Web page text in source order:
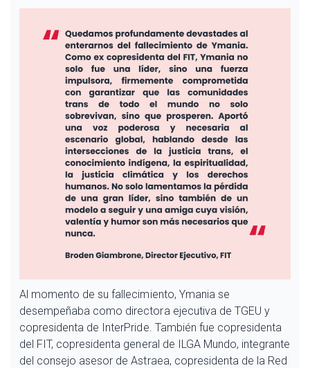
Al momento de su fallecimiento, Ymania se
desempeñaba como directora ejecutiva de TGEU y
copresidenta de InterPride. También fue copresidenta
del FIT, copresidenta general de ILGA Mundo, integrante
del consejo asesor de Astraea, copresidenta de la Red